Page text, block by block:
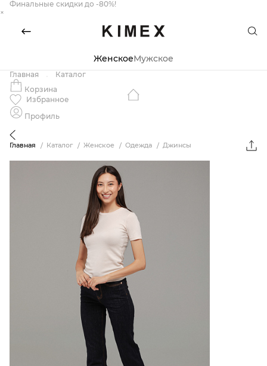
Финальные скидки до -80%!
×
ЖенскоеМужское
Главная
Каталог
Корзина
Избранное
Профиль
Главная Каталог Женское Одежда Джинсы